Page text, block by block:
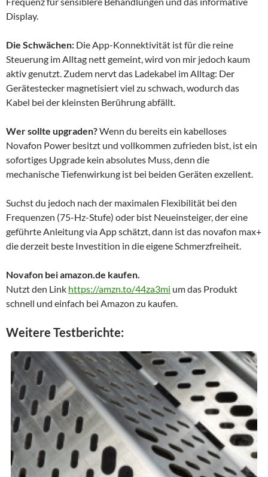
Display.
Die Schwächen: Die App-Konnektivität ist für die reine
Steuerung im Alltag nett gemeint, wird von mir jedoch kaum
aktiv genutzt. Zudem nervt das Ladekabel im Alltag: Der
Gerätestecker magnetisiert viel zu schwach, wodurch das
Kabel bei der kleinsten Berührung abfällt.
Wer sollte upgraden?Wenn du bereits ein kabelloses
Novafon Power besitzt und vollkommen zufrieden bist, ist ein
sofortiges Upgrade kein absolutes Muss, denn die
mechanische Tiefenwirkung ist bei beiden Geräten exzellent.
Suchst du jedoch nach der maximalen Flexibilität bei den
Frequenzen (75-Hz-Stufe) oder bist Neueinsteiger, der eine
geführte Anleitung via App schätzt, dann ist das novafon max+
die derzeit beste Investition in die eigene Schmerzfreiheit.
Novafon bei amazon.de kaufen.
Nutzt den Link https://amzn.to/44za3mi um das Produkt
schnell und einfach bei Amazon zu kaufen.
Weitere Testberichte: